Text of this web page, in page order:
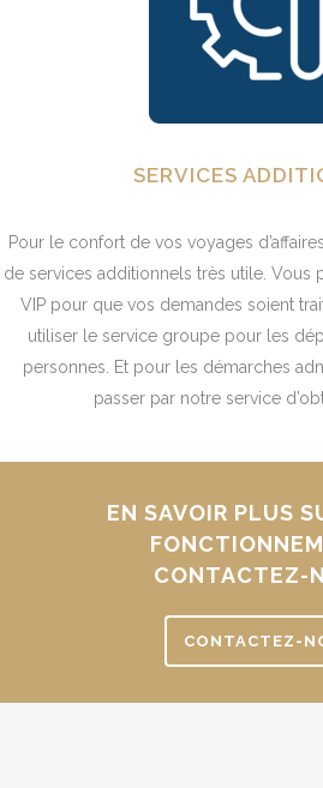
SERVICES
Pour le confort de vos voyages
de services additionnels très utile. Vous
VIP pour que vos demandes soient
utiliser le service groupe pour les
personnes. Et pour les démarches
passer par notre service
EN SAVOIR PLUS
CONTACTEZ-
CONTACTEZ-